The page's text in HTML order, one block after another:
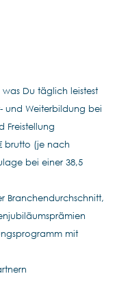
Du täglich leistest
und Weiterbildung bei
Freistellung
brutto (je nach
bei einer 38,5
Branchendurchschnitt,
mit